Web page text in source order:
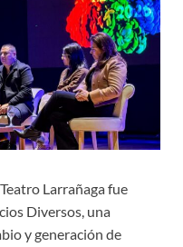
Larrañaga fue
Diversos, una
y generación de